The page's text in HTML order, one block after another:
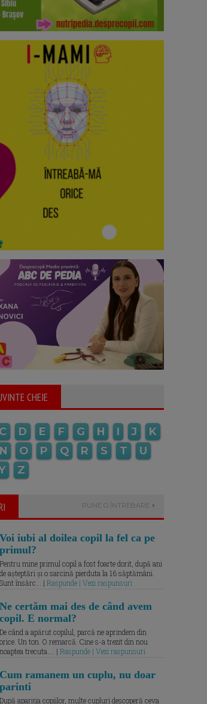
CHEIE
C D E F G H I J
K
N O P Q R S T
U
Z
PUNE O ÎNTREBARE
Voi iubi al doilea copil la fel ca pe
primul?
Pentru mine primul copil a fost foarte dorit, după ani
de așteptări și o sarcină pierduta la 16 săptămâni.
Sunt însărc... | Raspunde | Vezi raspunsuri
Ne certăm mai des de când avem
copil. E normal?
De când a apărut copilul, parcă ne aprindem din
orice. Un ton. O remarcă. Cine s-a trezit din nou
noaptea trecuta.... | Raspunde | Vezi raspunsuri
Cum ramanem un cuplu, nu doar
parinti
După apariția copiilor, multe cupluri descoperă ceva